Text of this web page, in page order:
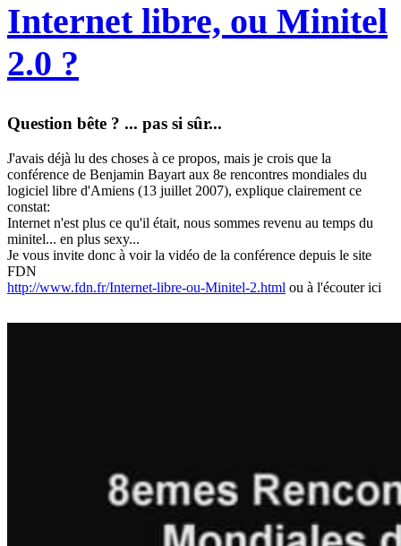
Internet libre, ou Minitel
2.0 ?
Question bête ? ... pas si sûr...
J'avais déjà lu des choses à ce propos, mais je crois que la
conférence de Benjamin Bayart aux 8e rencontres mondiales du
logiciel libre d'Amiens (13 juillet 2007), explique clairement ce
constat:
Internet n'est plus ce qu'il était, nous sommes revenu au temps du
minitel... en plus sexy...
Je vous invite donc à voir la vidéo de la conférence depuis le site
FDN
http://www.fdn.fr/Internet-libre-ou-Minitel-2.html ou à l'écouter ici